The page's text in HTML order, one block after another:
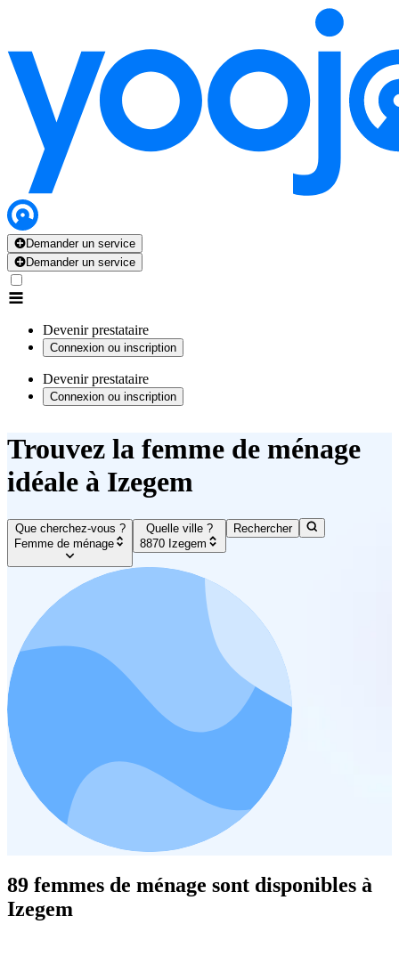
Demander un service
Demander un service
Devenir prestataire
Connexion ou inscription
Devenir prestataire
Connexion ou inscription
Trouvez la femme de ménage
idéale à Izegem
Que cherchez-vous ?
Femme de ménage
Quelle ville ?
8870 Izegem
Rechercher
89 femmes de ménage sont disponibles à
Izegem